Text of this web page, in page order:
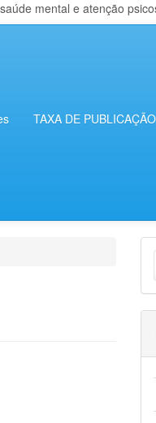
mental e atenção
TAXA DE PUBLICAÇÃO